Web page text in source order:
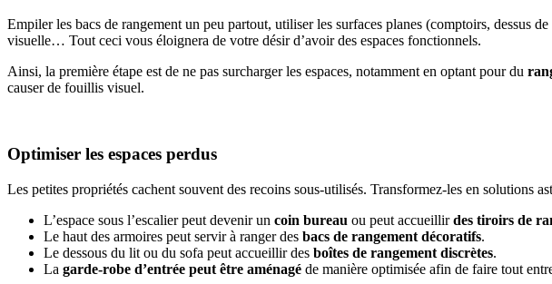
Empiler les bacs de rangement un peu partout, utiliser les surfaces planes (comptoirs, dessus
visuelle… Tout ceci vous éloignera de votre désir d’avoir des espaces fonctionnels.
Ainsi, la première étape est de ne pas surcharger les espaces, notamment en optant pour du
causer de fouillis visuel.
Optimiser les espaces perdus
Les petites propriétés cachent souvent des recoins sous-utilisés. Transformez-les en solutions
L’espace sous l’escalier peut devenir un coin bureau ou peut accueillirdes tiroirs de
Le haut des armoires peut servir à ranger des bacs de rangement décoratifs.
Le dessous du lit ou du sofa peut accueillir des boîtes de rangement discrètes.
La garde-robe d’entrée peut être aménagé de manière optimisée afin de faire tout